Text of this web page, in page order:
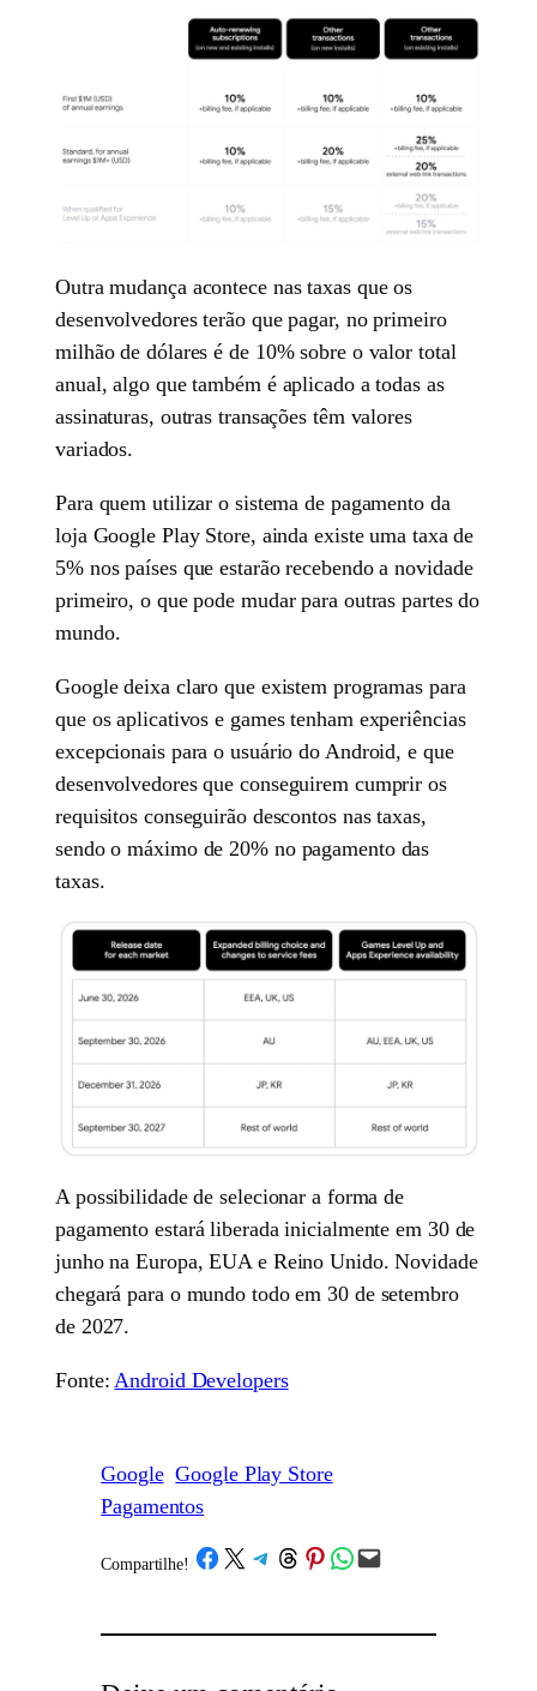
Outra mudança acontece nas taxas que os
desenvolvedores terão que pagar, no primeiro
milhão de dólares é de 10% sobre o valor total
anual, algo que também é aplicado a todas as
assinaturas, outras transações têm valores
variados.
Para quem utilizar o sistema de pagamento da
loja Google Play Store, ainda existe uma taxa de
5% nos países que estarão recebendo a novidade
primeiro, o que pode mudar para outras partes do
mundo.
Google deixa claro que existem programas para
que os aplicativos e games tenham experiências
excepcionais para o usuário do Android, e que
desenvolvedores que conseguirem cumprir os
requisitos conseguirão descontos nas taxas,
sendo o máximo de 20% no pagamento das
taxas.
A possibilidade de selecionar a forma de
pagamento estará liberada inicialmente em 30 de
junho na Europa, EUA e Reino Unido. Novidade
chegará para o mundo todo em 30 de setembro
de 2027.
Fonte: Android Developers
Google Google Play Store
Pagamentos
Compartilhe! /Share on Facebook
Share on X Share on Telegram
Share on Threads
Share on Pinterest
Share on WhatsApp
Email this Page